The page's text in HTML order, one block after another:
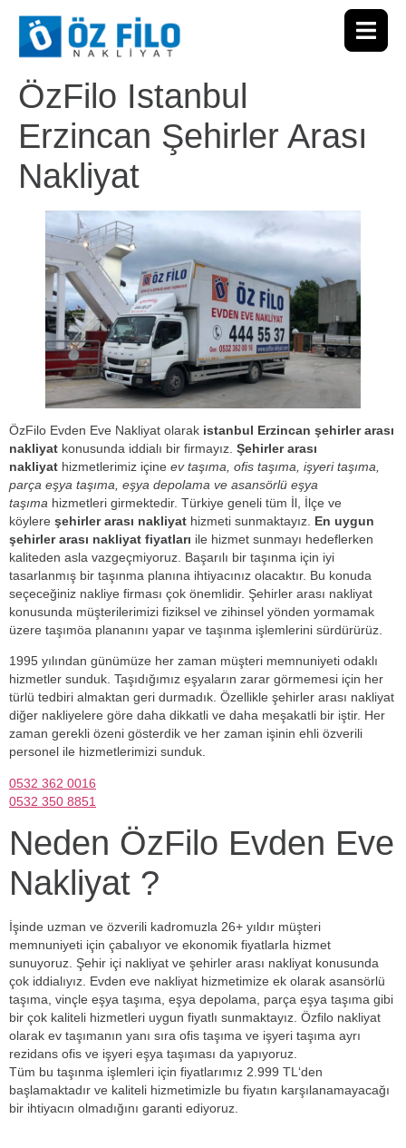
ÖzFilo Istanbul
Erzincan Şehirler Arası
Nakliyat
ÖzFilo Evden Eve Nakliyat olarak istanbul Erzincan şehirler arası
nakliyat konusunda iddialı bir firmayız. Şehirler arası
nakliyat hizmetlerimiz içine ev taşıma, ofis taşıma, işyeri taşıma,
parça eşya taşıma, eşya depolama ve asansörlü eşya
taşıma hizmetleri girmektedir. Türkiye geneli tüm İl, İlçe ve
köylere şehirler arası nakliyat hizmeti sunmaktayız. En uygun
şehirler arası nakliyat fiyatları ile hizmet sunmayı hedeflerken
kaliteden asla vazgeçmiyoruz. Başarılı bir taşınma için iyi
tasarlanmış bir taşınma planına ihtiyacınız olacaktır. Bu konuda
seçeceğiniz nakliye firması çok önemlidir. Şehirler arası nakliyat
konusunda müşterilerimizi fiziksel ve zihinsel yönden yormamak
üzere taşımöa plananını yapar ve taşınma işlemlerini sürdürürüz.
1995 yılından günümüze her zaman müşteri memnuniyeti odaklı
hizmetler sunduk. Taşıdığımız eşyaların zarar görmemesi için her
türlü tedbiri almaktan geri durmadık. Özellikle şehirler arası nakliyat
diğer nakliyelere göre daha dikkatli ve daha meşakatli bir iştir. Her
zaman gerekli özeni gösterdik ve her zaman işinin ehli özverili
personel ile hizmetlerimizi sunduk.
0532 362 0016
0532 350 8851
Neden ÖzFilo Evden Eve
Nakliyat ?
İşinde uzman ve özverili kadromuzla 26+ yıldır müşteri
memnuniyeti için çabalıyor ve ekonomik fiyatlarla hizmet
sunuyoruz. Şehir içi nakliyat ve şehirler arası nakliyat konusunda
çok iddialıyız. Evden eve nakliyat hizmetimize ek olarak asansörlü
taşıma, vinçle eşya taşıma, eşya depolama, parça eşya taşıma gibi
bir çok kaliteli hizmetleri uygun fiyatlı sunmaktayız. Özfilo nakliyat
olarak ev taşımanın yanı sıra ofis taşıma ve işyeri taşıma ayrı
rezidans ofis ve işyeri eşya taşıması da yapıyoruz.
Tüm bu taşınma işlemleri için fiyatlarımız 2.999 TL‘den
başlamaktadır ve kaliteli hizmetimizle bu fiyatın karşılanamayacağı
bir ihtiyacın olmadığını garanti ediyoruz.